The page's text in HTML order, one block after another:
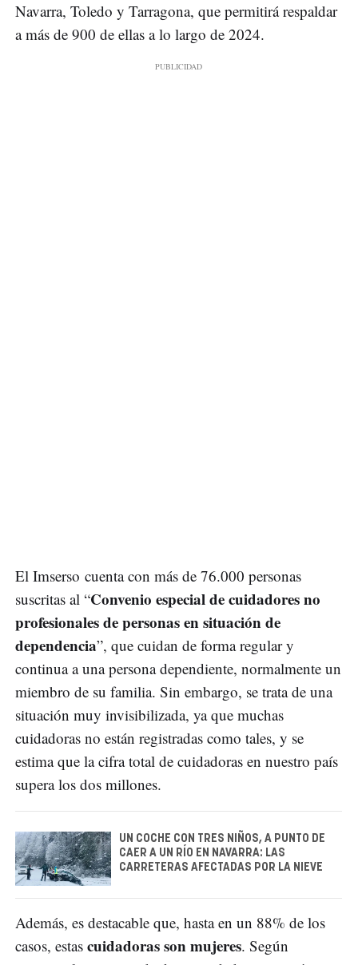
Navarra, Toledo y Tarragona, que permitirá respaldar
a más de 900 de ellas a lo largo de 2024.
El Imserso cuenta con más de 76.000 personas
suscritas al “Convenio especial de cuidadores no
profesionales de personas en situación de
dependencia”, que cuidan de forma regular y
continua a una persona dependiente, normalmente un
miembro de su familia. Sin embargo, se trata de una
situación muy invisibilizada, ya que muchas
cuidadoras no están registradas como tales, y se
estima que la cifra total de cuidadoras en nuestro país
supera los dos millones.
UN COCHE CON TRES NIÑOS, A PUNTO DE
CAER A UN RÍO EN NAVARRA: LAS
CARRETERAS AFECTADAS POR LA NIEVE
Además, es destacable que, hasta en un 88% de los
casos, estas cuidadoras son mujeres. Según